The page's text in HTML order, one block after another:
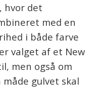
hvor det
med en
i både farve
valget af et New
men også om
gulvet skal